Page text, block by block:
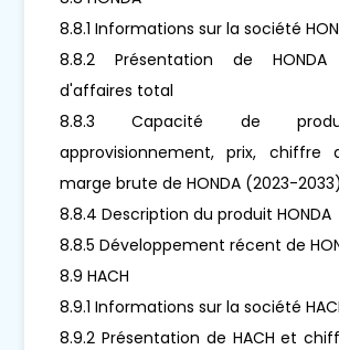
8.8.1 Informations sur la société
8.8.2 Présentation de
d'affaires total
8.8.3 Capacité de
approvisionnement, prix, chiffre
marge brute de HONDA (2023-2033)
8.8.4 Description du produit HONDA
8.8.5 Développement récent de
8.9 HACH
8.9.1 Informations sur la société
8.9.2 Présentation de HACH et